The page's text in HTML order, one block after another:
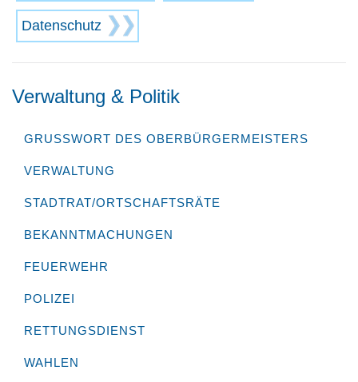
Datenschutz
Verwaltung & Politik
GRUSSWORT DES OBERBÜRGERMEISTERS
VERWALTUNG
STADTRAT/ORTSCHAFTSRÄTE
BEKANNTMACHUNGEN
FEUERWEHR
POLIZEI
RETTUNGSDIENST
WAHLEN